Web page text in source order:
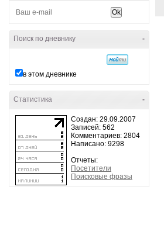
-
Поиск по дневнику
в этом дневнике
-
Статистика
Создан: 29.09.2007
Записей: 562
Комментариев: 2804
Написано: 9298
Отчеты:
Посетители
Поисковые фразы